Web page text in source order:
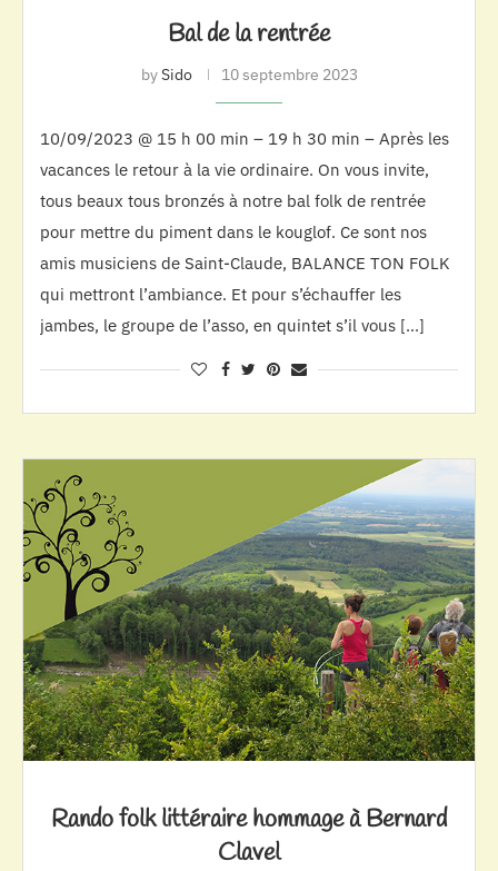
Bal de la rentrée
bySido 10 septembre 2023
10/09/2023 @ 15 h 00 min – 19 h 30 min – Après les
vacances le retour à la vie ordinaire. On vous invite,
tous beaux tous bronzés à notre bal folk de rentrée
pour mettre du piment dans le kouglof. Ce sont nos
amis musiciens de Saint-Claude, BALANCE TON FOLK
qui mettront l’ambiance. Et pour s’échauffer les
jambes, le groupe de l’asso, en quintet s’il vous […]
Rando folk littéraire hommage à Bernard
Clavel